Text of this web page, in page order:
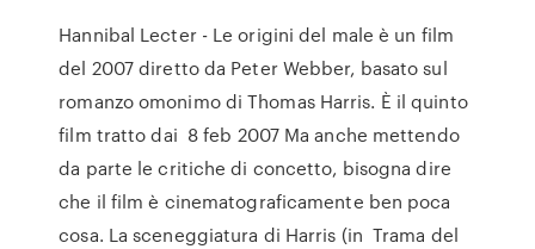
Hannibal Lecter - Le origini del male è un film
del 2007 diretto da Peter Webber, basato sul
romanzo omonimo di Thomas Harris. È il quinto
film tratto dai 8 feb 2007 Ma anche mettendo
da parte le critiche di concetto, bisogna dire
che il film è cinematograficamente ben poca
cosa. La sceneggiatura di Harris (in Trama del